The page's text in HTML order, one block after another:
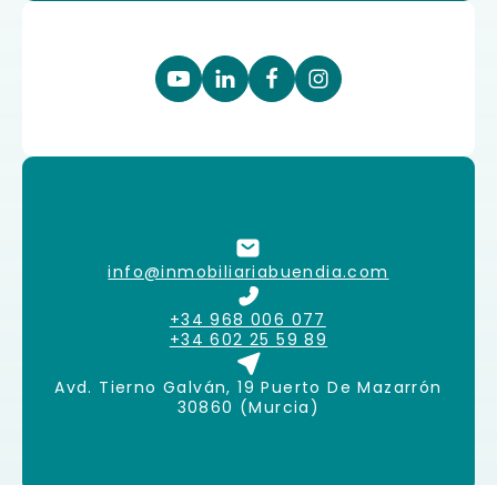
info@inmobiliariabuendia.com
+34 968 006 077
+34 602 25 59 89
Avd. Tierno Galván, 19 Puerto De Mazarrón
30860 (Murcia)